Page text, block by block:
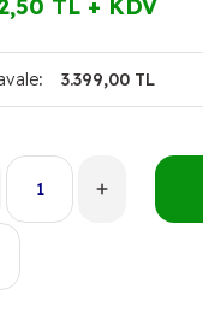
TL + KDV
3.399,00 TL